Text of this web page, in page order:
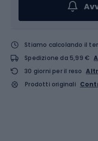
Stiamo calcolando il
Spedizione da 5,99 €
30 giorni per il reso
Prodotti originali